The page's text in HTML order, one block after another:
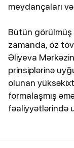
meydançaları və
Bütün görülmüş
zamanda, öz
Əliyeva
prinsiplərinə
olunan
formalaşmış
fəaliyyətlərində